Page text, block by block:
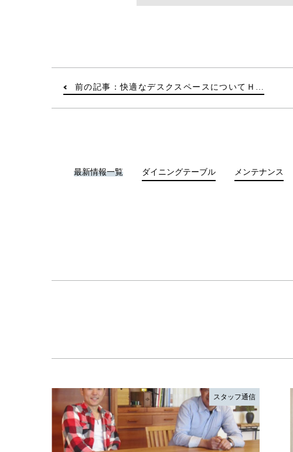
前の記事：快適なデスクスペースについてＨ…
最新情報一覧 ダイニングテーブル メンテナンス
スタッフ通信